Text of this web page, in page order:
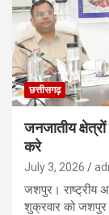
छत्तीसगढ़
जनजातीय
करे
July 3, 2026
जशपुर। राष्ट्रीय
शुक्रवार को